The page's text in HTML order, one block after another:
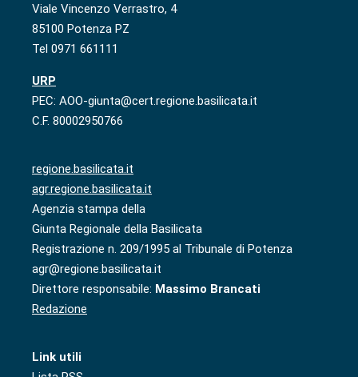
Viale Vincenzo Verrastro, 4
85100 Potenza PZ
Tel 0971 661111
URP
PEC: AOO-giunta@cert.regione.basilicata.it
C.F. 80002950766
regione.basilicata.it
agr.regione.basilicata.it
Agenzia stampa della
Giunta Regionale della Basilicata
Registrazione n. 209/1995 al Tribunale di Potenza
agr@regione.basilicata.it
Direttore responsabile: Massimo Brancati
Redazione
Link utili